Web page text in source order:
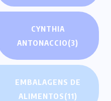
CYNTHIA
ANTONACCIO(3)
EMBALAGENS DE
ALIMENTOS(11)